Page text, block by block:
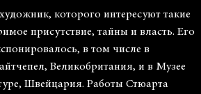
которого интересуют такие
присутствие, тайны и власть. Его
в том числе в
Великобритания, и в Музее
Швейцария. Работы Стюарта